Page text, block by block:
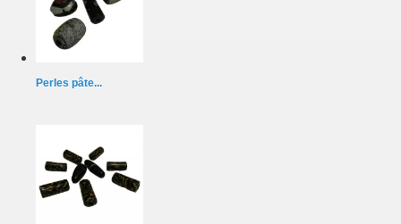
Perles pâte...